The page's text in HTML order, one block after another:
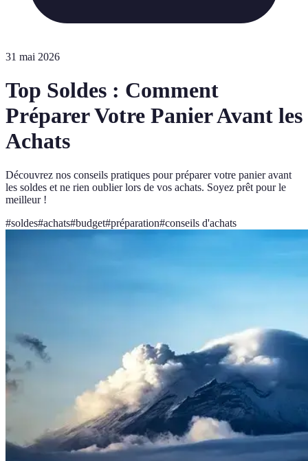
31 mai 2026
Top Soldes : Comment
Préparer Votre Panier Avant les
Achats
Découvrez nos conseils pratiques pour préparer votre panier avant
les soldes et ne rien oublier lors de vos achats. Soyez prêt pour le
meilleur !
#soldes#achats#budget#préparation#conseils d'achats